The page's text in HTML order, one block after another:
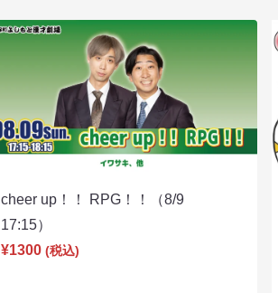
cheer up！！ RPG！！（8/9
17:15）
¥1300 (税込)